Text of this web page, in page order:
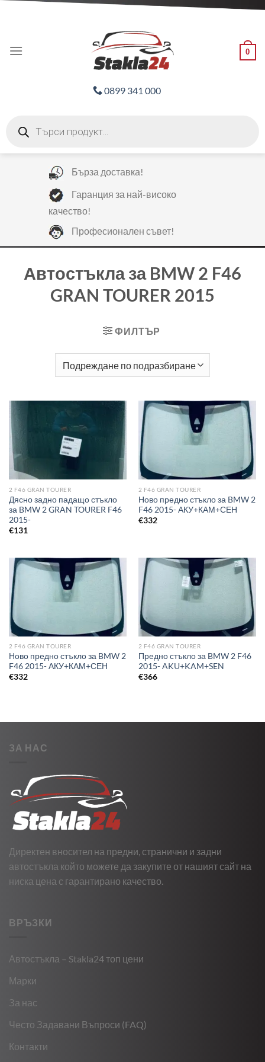
0
0899 341 000
search
Бърза доставка!
Гаранция за най-високо
качество!
Професионален съвет!
Автостъкла за BMW 2 F46
GRAN TOURER 2015
ФИЛТЪР
2 F46 GRAN TOURER
Дясно задно падащо стъкло
за BMW 2 GRAN TOURER F46
2015-
€131
2 F46 GRAN TOURER
Ново предно стъкло за BMW 2
F46 2015- АКУ+КАМ+СЕН
€332
2 F46 GRAN TOURER
Ново предно стъкло за BMW 2
F46 2015- АКУ+КАМ+СЕН
€332
2 F46 GRAN TOURER
Предно стъкло за BMW 2 F46
2015- AKU+KAM+SEN
€366
ЗА НАС
Директен вносител на предни, странични и задни
автостъкла който можете да закупите от нашият сайт на
ниска цена с гарантирано качество.
ВРЪЗКИ
Автостъкла – Stakla24 топ цени
Марки
За нас
Често Задавани Въпроси (FAQ)
Контакти